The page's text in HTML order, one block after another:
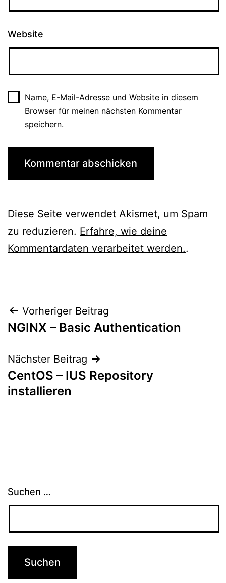
Website
Name, E-Mail-Adresse und Website in diesem
Browser für meinen nächsten Kommentar
speichern.
Diese Seite verwendet Akismet, um Spam
zu reduzieren. Erfahre, wie deine
Kommentardaten verarbeitet werden..
Beitragsnavigation
Vorheriger Beitrag
NGINX – Basic Authentication
Nächster Beitrag
CentOS – IUS Repository
installieren
Suchen …